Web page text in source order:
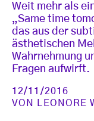
Weit mehr als
„Same time
das aus der
ästhetischen
Wahrnehmung
Fragen aufwirft.
12/11/2016
VON
LEONORE